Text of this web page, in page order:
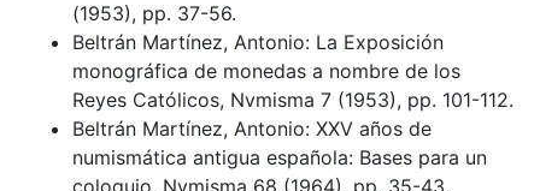
(1953), pp. 37-56.
Beltrán Martínez, Antonio: La Exposición
monográfica de monedas a nombre de los
Reyes Católicos, Nvmisma 7 (1953), pp. 101-112.
Beltrán Martínez, Antonio: XXV años de
numismática antigua española: Bases para un